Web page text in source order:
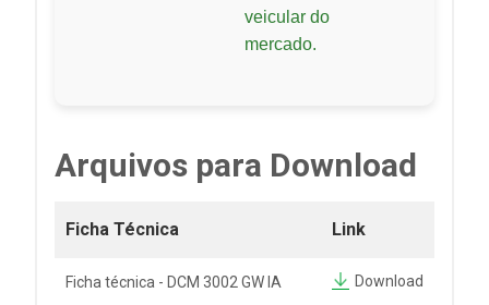
veicular do
mercado.
Arquivos para Download
Ficha Técnica Link
Ficha técnica - DCM 3002 GW IA Download